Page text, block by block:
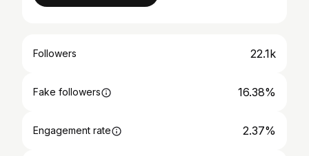
Followers 22.1k
Fake followers 16.38%
Engagement rate 2.37%